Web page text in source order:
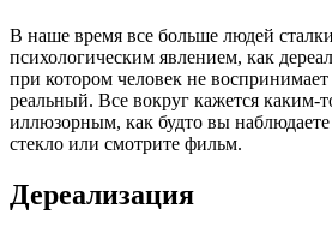
В наше время все больше людей
психологическим явлением, как
при котором человек не
реальный. Все вокруг кажется каким-
иллюзорным, как будто вы
стекло или смотрите фильм.
Дереализация